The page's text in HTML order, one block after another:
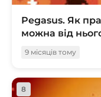
Pegasus. Як
можна від
9 місяців тому
8